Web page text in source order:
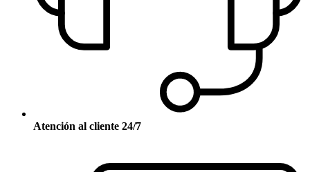
Atención al cliente 24/7